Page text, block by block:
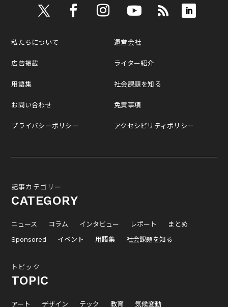
私たちについて
広告掲載
用語集
お問い合わせ
プライバシーポリシー
運営会社
ライター紹介
社会課題を知る
免責事項
アクセシビリティポリシー
記事カテゴリー
CATEGORY
ニュース コラム インタビュー レポート
まとめ
Sponsored
イベント 用語集 社会課題を知る
トピック
TOPIC
アート デザイン テック 教育 気候変動